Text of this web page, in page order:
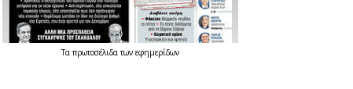
Τα πρωτοσέλιδατων εφημερίδων